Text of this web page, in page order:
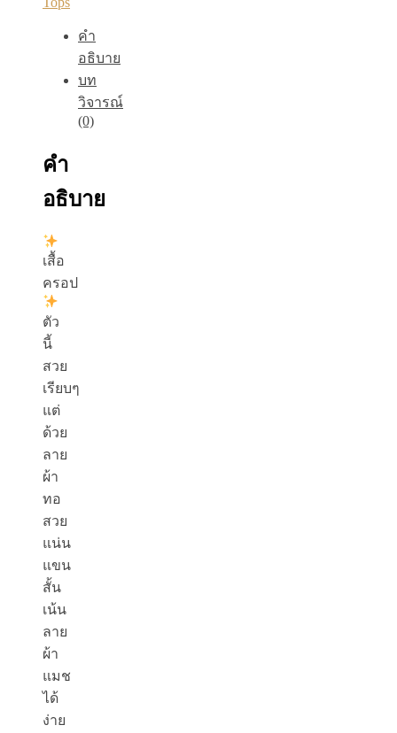
คำ
อธิบาย
บท
วิจารณ์
(0)
คำ
อธิบาย
เสื้อ
ครอป
ตัว
นี้
สวย
เรียบๆ
แต่
ด้วย
ลาย
ผ้า
ทอ
สวย
แน่น
แขน
สั้น
เน้น
ลาย
ผ้า
แมช
ได้
ง่าย